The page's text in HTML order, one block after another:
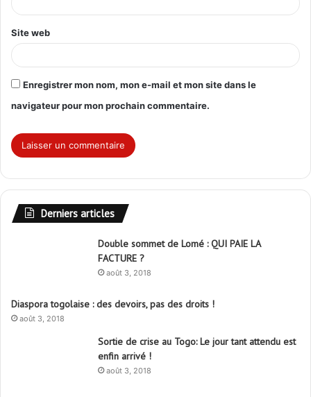
*
Site web
Enregistrer mon nom, mon e-mail et mon site dans le
navigateur pour mon prochain commentaire.
Derniers articles
Double sommet de Lomé : QUI PAIE LA
FACTURE ?
août 3, 2018
Diaspora togolaise : des devoirs, pas des droits !
août 3, 2018
Sortie de crise au Togo: Le jour tant attendu est
enfin arrivé !
août 3, 2018